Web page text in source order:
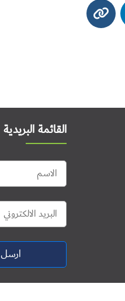
القائمة البريدية
ارسل